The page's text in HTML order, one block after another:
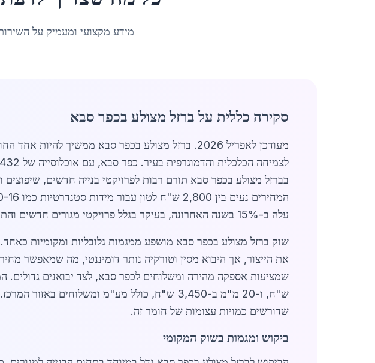
מידע מקצועי ומעמיק על
סקירה כללית על ברזל מצולע בכפר סבא
מעודכן לאפריל 2026. ברזל מצולע בכפר סבא ממשיך
בברזל מצולע בכפר סבא תורם רבות לפרויקטי בנייה חדשים,
עלה ב-15% בשנה האחרונה, בעיקר בגלל פרויקטי מגורים חדשים והתרחבות אזורי תעשייה.
את הייצור, אך היבוא מסין וטורקיה נותר דומיננטי, מה שמאפשר
שדורשים כמויות עצומות של חומר זה.
ביקוש ומגמות בשוק המקומי